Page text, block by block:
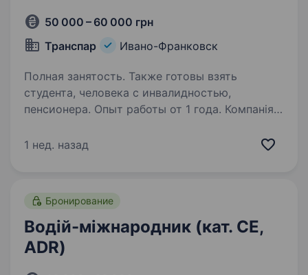
50 000 – 60 000 грн
Транспар
Ивано-Франковск
Полная занятость. Также готовы взять
студента, человека с инвалидностью,
пенсионера. Опыт работы от 1 года. Компанія
перевезень Україна — Європа. Вимоги:
1 нед. назад
Бронирование
Водій-міжнародник (кат. СЕ,
ADR)